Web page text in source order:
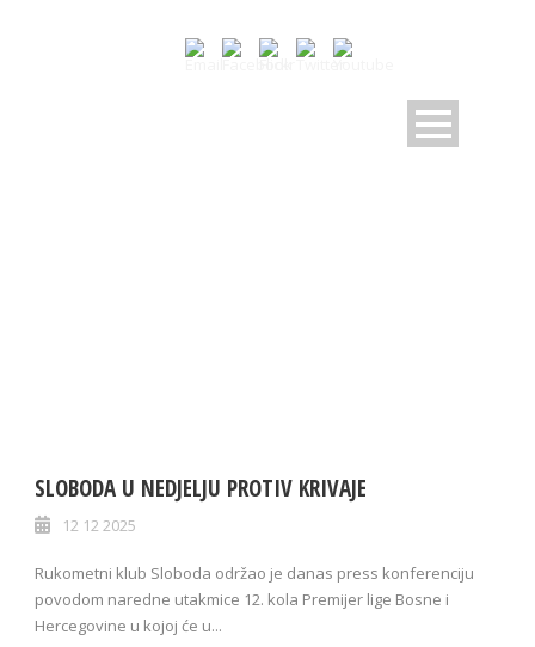
SLOBODA U NEDJELJU PROTIV KRIVAJE
12 12 2025
Rukometni klub Sloboda održao je danas press konferenciju
povodom naredne utakmice 12. kola Premijer lige Bosne i
Hercegovine u kojoj će u...